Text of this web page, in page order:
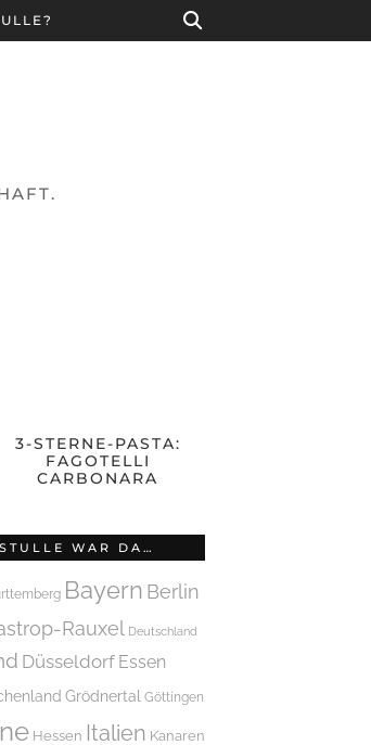
3-STERNE-PASTA:
FAGOTELLI
CARBONARA
WAR DA…
Bayern Berlin
Rauxel Deutschland
Düsseldorf Essen
Grödnertal Göttingen
Hessen Italien Kanaren